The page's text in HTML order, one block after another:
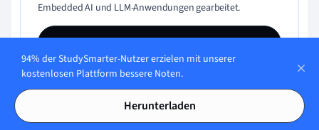
Embedded AI und LLM-Anwendungen gearbeitet.
Lerne Gabriel kennen
94% der StudySmarter-Nutzer erzielen mit unserer
kostenlosen Plattform bessere Noten.
Herunterladen